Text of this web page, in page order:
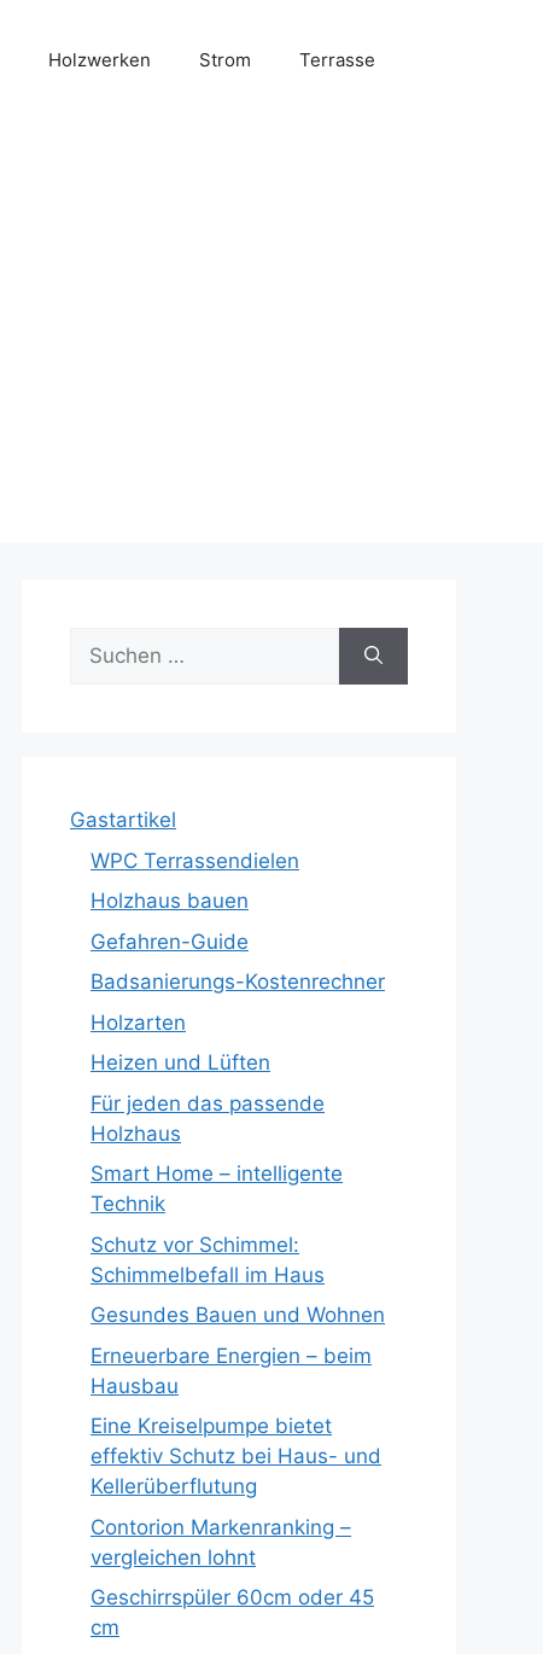
Holzwerken Strom Terrasse
Suche
nach:
Gastartikel
WPC Terrassendielen
Holzhaus bauen
Gefahren-Guide
Badsanierungs-Kostenrechner
Holzarten
Heizen und Lüften
Für jeden das passende
Holzhaus
Smart Home – intelligente
Technik
Schutz vor Schimmel:
Schimmelbefall im Haus
Gesundes Bauen und Wohnen
Erneuerbare Energien – beim
Hausbau
Eine Kreiselpumpe bietet
effektiv Schutz bei Haus- und
Kellerüberflutung
Contorion Markenranking –
vergleichen lohnt
Geschirrspüler 60cm oder 45
cm